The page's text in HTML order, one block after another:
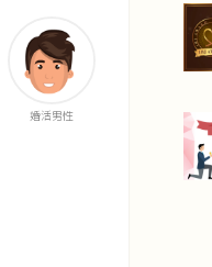
婚活男性